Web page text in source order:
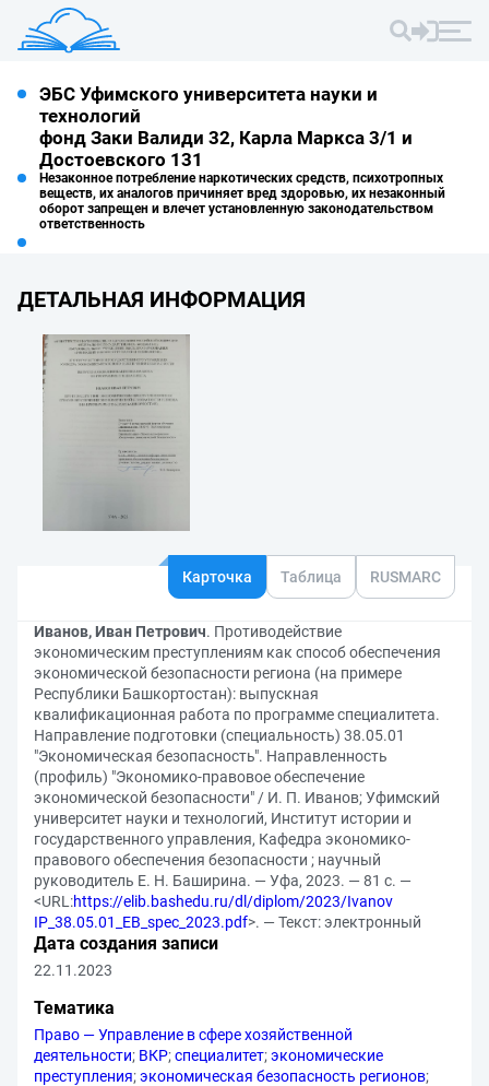
ЭБС Уфимского университета науки и
технологий
фонд Заки Валиди 32, Карла Маркса 3/1 и
Достоевского 131
Незаконное потребление наркотических средств, психотропных
веществ, их аналогов причиняет вред здоровью, их незаконный
оборот запрещен и влечет установленную законодательством
ответственность
ДЕТАЛЬНАЯ ИНФОРМАЦИЯ
Карточка Таблица RUSMARC
Иванов, Иван Петрович. Противодействие
экономическим преступлениям как способ обеспечения
экономической безопасности региона (на примере
Республики Башкортостан): выпускная
квалификационная работа по программе специалитета.
Направление подготовки (специальность) 38.05.01
"Экономическая безопасность". Направленность
(профиль) "Экономико-правовое обеспечение
экономической безопасности" / И. П. Иванов; Уфимский
университет науки и технологий, Институт истории и
государственного управления, Кафедра экономико-
правового обеспечения безопасности ; научный
руководитель Е. Н. Баширина. — Уфа, 2023. — 81 с. —
<URL:https://elib.bashedu.ru/dl/diplom/2023/Ivanov
IP_38.05.01_EB_spec_2023.pdf>. — Текст: электронный
Дата создания записи
22.11.2023
Тематика
Право — Управление в сфере хозяйственной
деятельности; ВКР;специалитет;экономические
преступления;экономическая безопасность регионов;